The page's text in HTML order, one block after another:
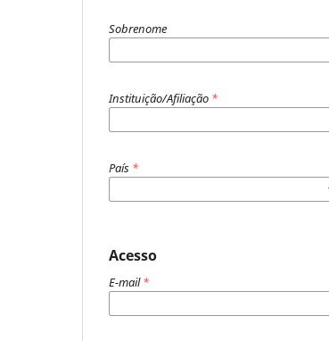
Sobrenome
Instituição/Afiliação *
País *
Acesso
E-mail*